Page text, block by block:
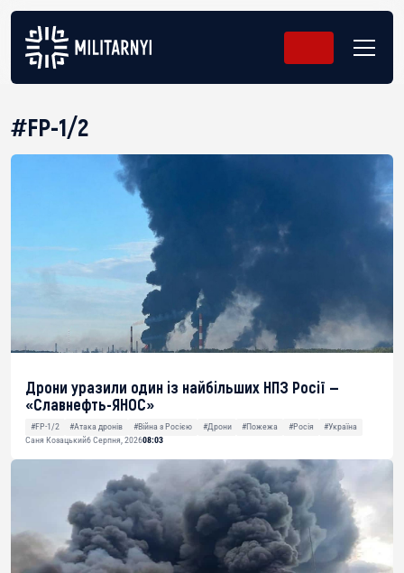
#FP-1/2
Дрони уразили один із найбільших НПЗ Росії —
«Славнефть-ЯНОС»
#FP-1/2 #Атака дронів #Війна з Росією #Дрони #Пожежа #Росія
#Україна
Саня Козацький6 Серпня, 202608:03